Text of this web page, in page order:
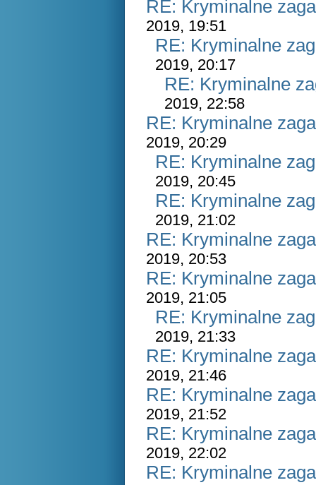
RE: Kryminalne
2019, 19:51
RE: Kryminalne
2019, 20:17
RE: Kryminalne
2019, 22:58
RE: Kryminalne
2019, 20:29
RE: Kryminalne
2019, 20:45
RE: Kryminalne
2019, 21:02
RE: Kryminalne
2019, 20:53
RE: Kryminalne
2019, 21:05
RE: Kryminalne
2019, 21:33
RE: Kryminalne
2019, 21:46
RE: Kryminalne
2019, 21:52
RE: Kryminalne
2019, 22:02
RE: Kryminalne